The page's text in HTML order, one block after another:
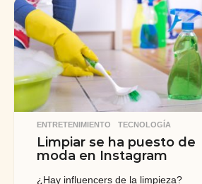
s
a
t
r
á
s
ENTRETENIMIENTO ,TECNOLOGÍA
Limpiar se ha puesto de
moda en Instagram
¿Hay influencers de la limpieza?